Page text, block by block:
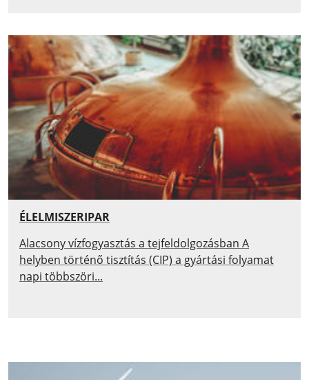
ÉLELMISZERIPAR
Alacsony vízfogyasztás a tejfeldolgozásban A
helyben történő tisztítás (CIP) a gyártási folyamat
napi többszöri...